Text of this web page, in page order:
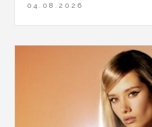
04.08.2026